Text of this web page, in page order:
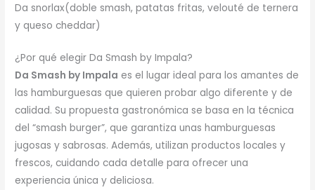
Da snorlax(doble smash, patatas fritas, velouté de ternera
y queso cheddar)
¿Por qué elegir Da Smash by Impala?
Da Smash by Impala es el lugar ideal para los amantes de
las hamburguesas que quieren probar algo diferente y de
calidad. Su propuesta gastronómica se basa en la técnica
del “smash burger”, que garantiza unas hamburguesas
jugosas y sabrosas. Además, utilizan productos locales y
frescos, cuidando cada detalle para ofrecer una
experiencia única y deliciosa.